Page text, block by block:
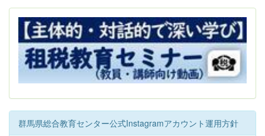
群馬県総合教育センター公式Instagramアカウント運用方針